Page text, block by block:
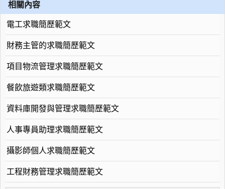
相關內容
電工求職簡歷範文
財務主管的求職簡歷範文
項目物流管理求職簡歷範文
餐飲旅遊類求職簡歷範文
資料庫開發與管理求職簡歷範文
人事專員助理求職簡歷範文
攝影師個人求職簡歷範文
工程財務管理求職簡歷範文